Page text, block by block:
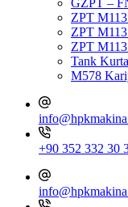
GZPT –
ZPT M113
ZPT M113
ZPT M113
Tank
M578
+90 352 332 30